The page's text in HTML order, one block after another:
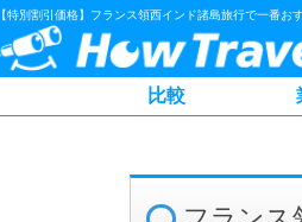
【特別割引価格】フランス領西インド諸島旅行で一番お
比較